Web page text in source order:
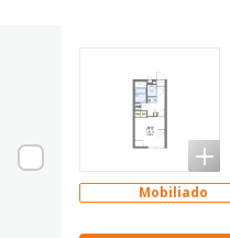
Mobiliado